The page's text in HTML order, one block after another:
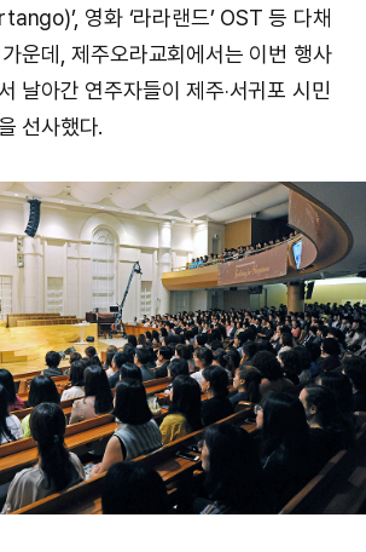
영화 ‘라라랜드’ OST 등 다채
운데, 제주오라교회에서는 이번 행사
날아간 연주자들이 제주‧서귀포 시민
선사했다.